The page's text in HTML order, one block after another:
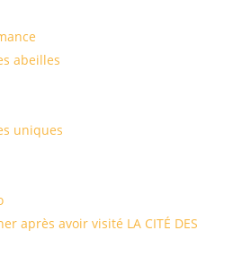
abeilles
uniques
après avoir visité LA CITÉ DES